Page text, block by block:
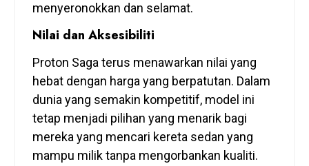
menyeronokkan dan selamat.
Nilai dan Aksesibiliti
Proton Saga terus menawarkan nilai yang
hebat dengan harga yang berpatutan. Dalam
dunia yang semakin kompetitif, model ini
tetap menjadi pilihan yang menarik bagi
mereka yang mencari kereta sedan yang
mampu milik tanpa mengorbankan kualiti.